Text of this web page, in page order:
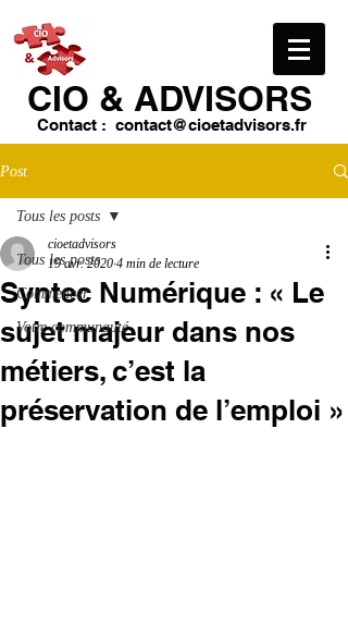
CIO & ​ADVISORS
Contact : contact@cioetadvisors.fr
Post
Tous les posts
Commencer
Votre communauté
Tous les posts
Syntec Numérique : « Le
sujet majeur dans nos
métiers, c’est la
préservation de l’emploi »
cioetadvisors
19 avr. 2020 4 min de lecture